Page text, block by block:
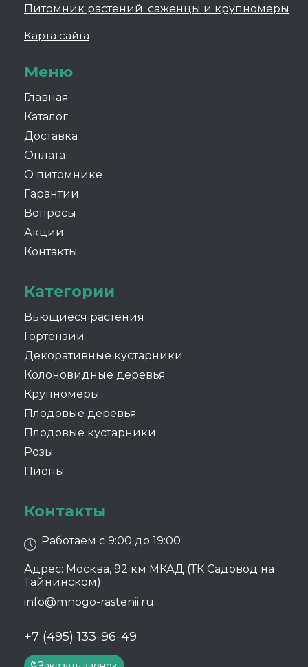
Питомник растений: саженцы и крупномеры
Карта сайта
Меню
Главная
Каталог
Доставка
Оплата
О питомнике
Гарантии
Вопросы
Акции
Контакты
Категории
Вьющиеся растения
Гортензии
Декоративные кустарники
Колоновидные деревья
Крупномеры
Плодовые деревья
Плодовые кустарники
Розы
Пионы
Контакты
Работаем с 9:00 до 19:00
Адрес: Москва, 92 км МКАД (ТК Садовод на
Тайнинском)
info@mnogo-rastenii.ru
+7 (495) 133-96-49